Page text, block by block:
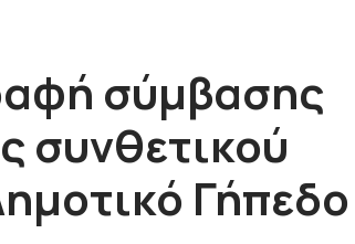
σύμβασης
συνθετικού
Γήπεδο